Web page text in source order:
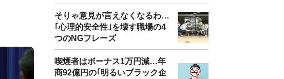
そりゃ意見が言えなくなるわ…
｢心理的安全性｣を壊す職場の4
つのNGフレーズ
喫煙者はボーナス1万円減…年
商92億円の｢明るいブラック企